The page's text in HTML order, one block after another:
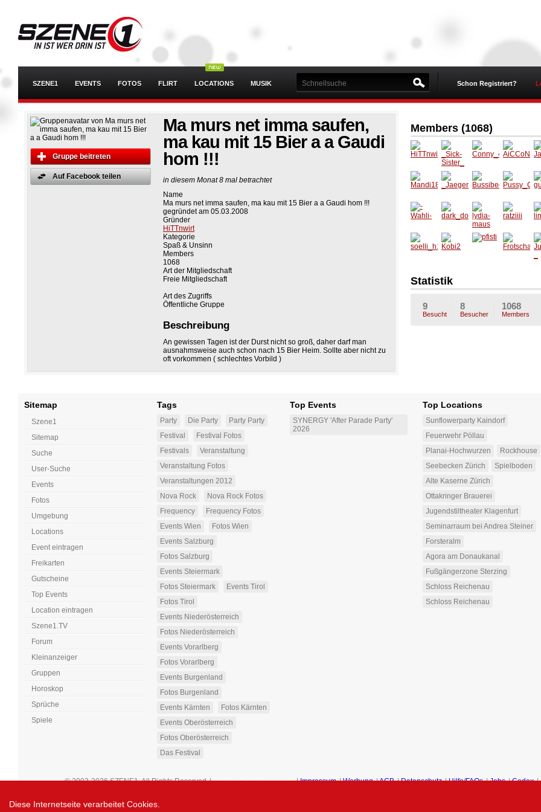
Diese Internetseite verarbeitet Cookies.
SZENE1 EVENTS FOTOS FLIRT LOCATIONS MUSIK Schon Registriert?
Gruppe beitreten
Auf Facebook teilen
Ma murs net imma saufen,
ma kau mit 15 Bier a a Gaudi
hom !!!
in diesem Monat 8 mal betrachtet
Name
Ma murs net imma saufen, ma kau mit 15 Bier a a Gaudi hom !!!
gegründet am 05.03.2008
Gründer
HiTTnwirt
Kategorie
Spaß & Unsinn
Members
1068
Art der Mitgliedschaft
Freie Mitgliedschaft
Art des Zugriffs
Öffentliche Gruppe
Beschreibung
An gewissen Tagen ist der Durst nicht so groß, daher darf man
ausnahmsweise auch schon nach 15 Bier Heim. Sollte aber nicht zu
oft vorkommen ( schlechtes Vorbild )
Members (1068)
HiTTnwi
rt
_Sick-
Sister_
Conny_
4
AiCCo
N
Mandi1
8
_Jaege
rmeiste
r_
Bussib
eerli_0
07
Pussy_
Cat_94
-Wahli-
dark_d
og_198
7
lydia-
maus
ratziiii
Statistik
9
Besucht
8
Besucher
1068
Members
Sitemap
Szene1
Sitemap
Suche
User-Suche
Events
Fotos
Umgebung
Locations
Event eintragen
Freikarten
Gutscheine
Top Events
Location eintragen
Szene1.TV
Forum
Kleinanzeiger
Gruppen
Horoskop
Sprüche
Spiele
Tags
Party Die Party
Party Party
Festival
Festival Fotos
Festivals
Veranstaltung
Veranstaltung Fotos
Veranstaltungen 2012
Nova Rock
Nova Rock Fotos
Frequency
Frequency Fotos
Events Wien
Fotos Wien
Events Salzburg
Fotos Salzburg
Events Steiermark
Fotos Steiermark
Events Tirol
Fotos Tirol
Events Niederösterreich
Fotos Niederösterreich
Events Vorarlberg
Fotos Vorarlberg
Events Burgenland
Fotos Burgenland
Events Kärnten
Fotos Kärnten
Events Oberösterreich
Fotos Oberösterreich
Das Festival
Top Events
SYNERGY 'After Parade Party'
2026
Top Locations
Sunflowerparty Kaindorf
Feuerwehr Pöllau
Planai-Hochwurzen
Rockhouse
Seebecken Zürich
Spielboden
Alte Kaserne Zürich
Ottakringer Brauerei
Jugendstiltheater Klagenfurt
Seminarraum bei Andrea Steiner
Forsteralm
Agora am Donaukanal
Fußgängerzone Sterzing
Schloss Reichenau
Schloss Reichenau
© 2003-2026 SZENE1. All Rights Reserved|Cookie-Einstellungen |Impressum |Werbung |AGB |Datenschutz |Hilfe/FAQs |Jobs |Codex |